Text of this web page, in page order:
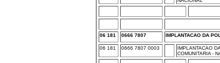
06 181 0666 7807 IMPLANTACAO DA
06 181 0666 7807 0003
IMPLANTACAO
COMUNITARIA -